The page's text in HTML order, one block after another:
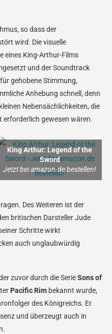
so dass der
wird. Die visuelle
eines King-Arthur-Films
und der Soundtrack
gehobene Stimmung,
Anhebung schnell, denn
Nebensächlichkeiten, die
gewesen wären.
King Arthur: Legend of the
Sword
Jetzt bei amazon.de bestellen!
Des Weiteren ist der
britischen Darsteller Jude
Schritte wirkt
auch unglaubwürdig
zuvor durch die SerieSons of
Pacific Rim bekannt wurde,
des Königreichs. Er
und überzeugt auch in